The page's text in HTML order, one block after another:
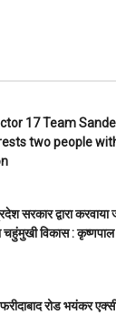
17 Team
two people
सरकार द्वारा करवाया
विकास : कृष्णपाल
रोड भयंकर